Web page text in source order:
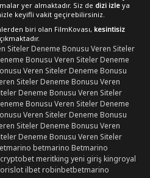
yer almaktadır. Siz de dizi izle ya
keyifli vakit geçirebilirsiniz.
biri olan FilmKovası, kesintisiz
SitelerDeneme Bonusu Veren Siteler
Bonusu Veren SitelerDeneme
Veren SitelerDeneme Bonusu
SitelerDeneme Bonusu Veren
Deneme Bonusu Veren Siteler
Bonusu Veren SitelerDeneme
Veren SitelerDeneme Bonusu
SitelerDeneme Bonusu Veren
Deneme Bonusu Veren Siteler
betmarino Betmarino
cryptobetmeritking yeni girişkingroyal
ilbetrobinbetbetmarino